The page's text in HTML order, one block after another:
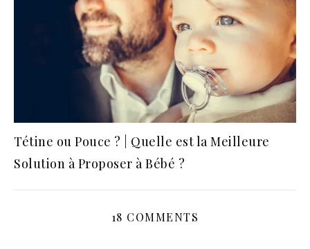
Tétine ou Pouce ? | Quelle est la Meilleure
Solution à Proposer à Bébé ?
18 COMMENTS